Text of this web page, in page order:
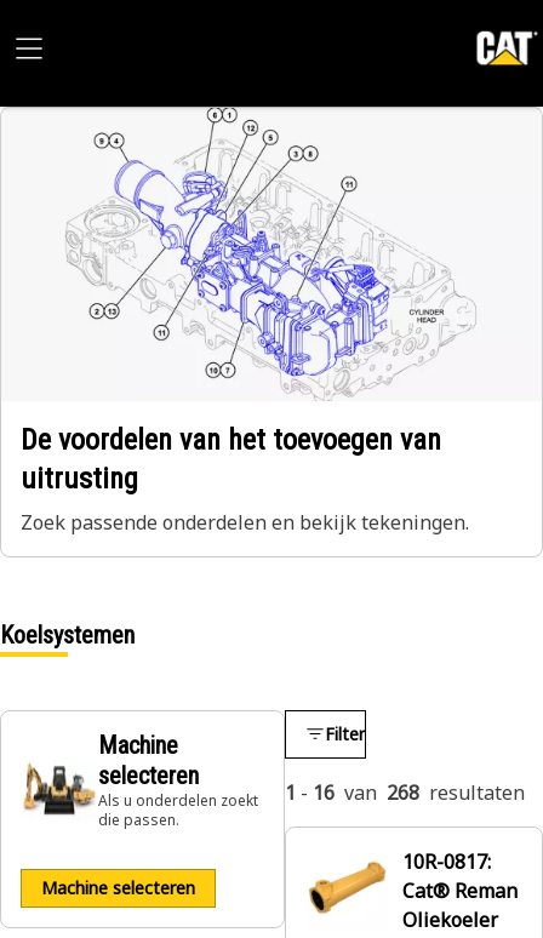
De voordelen van het toevoegen van
uitrusting
Zoek passende onderdelen en bekijk tekeningen.
Koelsystemen
Machine
selecteren
Als u onderdelen zoekt
die passen.
Machine selecteren
Filter
1 - 16 van 268 resultaten
10R-0817:
Cat® Reman
Oliekoeler